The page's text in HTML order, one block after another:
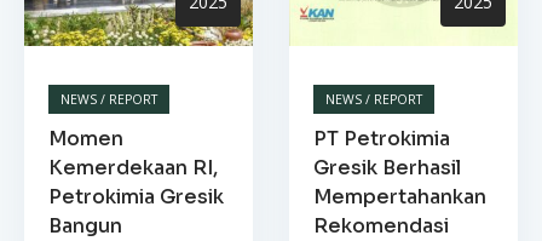
NEWS / REPORT
Momen
Kemerdekaan RI,
Petrokimia Gresik
Bangun
NEWS / REPORT
PT Petrokimia
Gresik Berhasil
Mempertahankan
Rekomendasi